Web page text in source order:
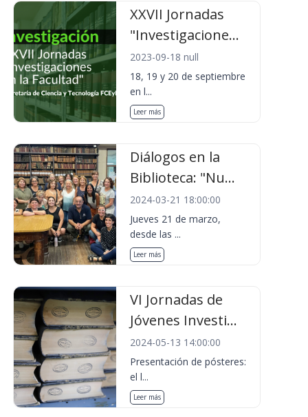
XXVII Jornadas
"Investigacione...
2023-09-18 null
18, 19 y 20 de septiembre
en l...
Leer más
Diálogos en la
Biblioteca: "Nu...
2024-03-21 18:00:00
Jueves 21 de marzo,
desde las ...
Leer más
VI Jornadas de
Jóvenes Investi...
2024-05-13 14:00:00
Presentación de pósteres:
el l...
Leer más